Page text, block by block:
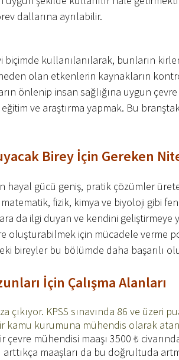
dallarına ayrılabilir.
kullanılanılarak, bunların
olan etkenlerin kaynakların
önlenip insan sağlığına uygun çevre
ve araştırma yapmak. Bu
Birey İçin Gereken
hayal gücü geniş, pratik çözümler
fizik, kimya ve biyoloji gibi
da ilgi duyan ve kendini geliştirmeye
oluşturabilmek için mücadele verme
bireyler bu bölümde daha başarılı
İçin Çalışma Alanları
çıkıyor. KPSS sınavında 86 ve üzeri
kamu kurumuna mühendis olarak
mühendisi maaşı 3500 ₺
arttıkça maaşları da bu doğrultuda